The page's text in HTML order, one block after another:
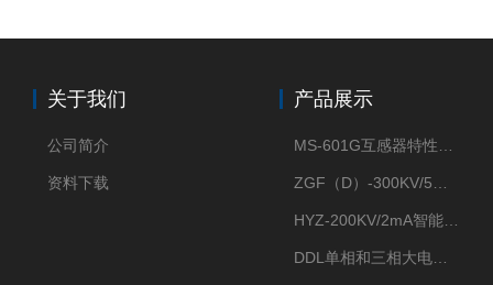
关于我们
公司简介
资料下载
产品展示